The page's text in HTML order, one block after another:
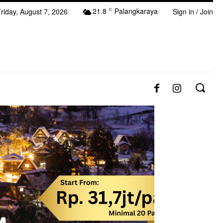
Sign in / Join
21.8 C Palangkaraya
August 7, 2026